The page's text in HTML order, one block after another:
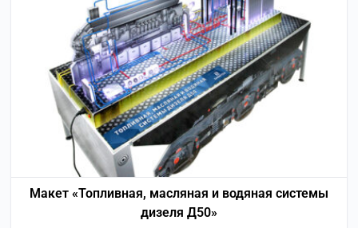
Макет «Топливная, масляная и водяная системы
дизеля Д50»